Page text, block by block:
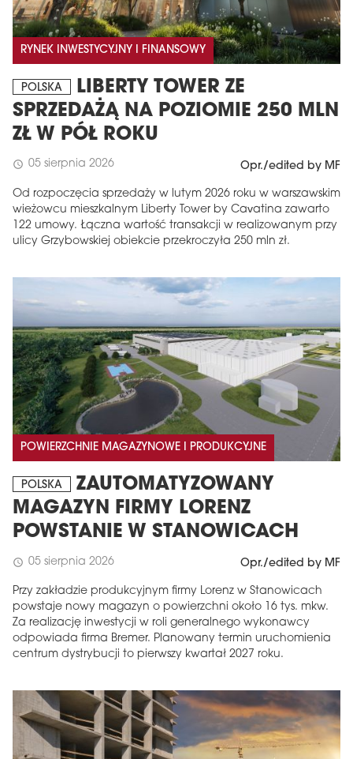
RYNEK INWESTYCYJNY I FINANSOWY
POLSKA
LIBERTY TOWER ZE
SPRZEDAŻĄ NA POZIOMIE 250 MLN
ZŁ W PÓŁ ROKU
schedule 05 sierpnia 2026 Opr./edited by MF
Od rozpoczęcia sprzedaży w lutym 2026 roku w warszawskim
wieżowcu mieszkalnym Liberty Tower by Cavatina zawarto
122 umowy. Łączna wartość transakcji w realizowanym przy
ulicy Grzybowskiej obiekcie przekroczyła 250 mln zł.
POWIERZCHNIE MAGAZYNOWE I PRODUKCYJNE
POLSKA
ZAUTOMATYZOWANY
MAGAZYN FIRMY LORENZ
POWSTANIE W STANOWICACH
schedule 05 sierpnia 2026 Opr./edited by MF
Przy zakładzie produkcyjnym firmy Lorenz w Stanowicach
powstaje nowy magazyn o powierzchni około 16 tys. mkw.
Za realizację inwestycji w roli generalnego wykonawcy
odpowiada firma Bremer. Planowany termin uruchomienia
centrum dystrybucji to pierwszy kwartał 2027 roku.